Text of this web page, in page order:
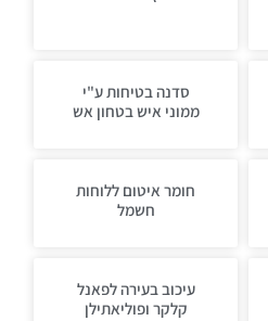
סדנה בטיחות ע"י
ממוני איש בטחון אש
חומר איטום ללוחות
חשמל
עיכוב בעירה לפאנל
קלקר ופוליאתילן